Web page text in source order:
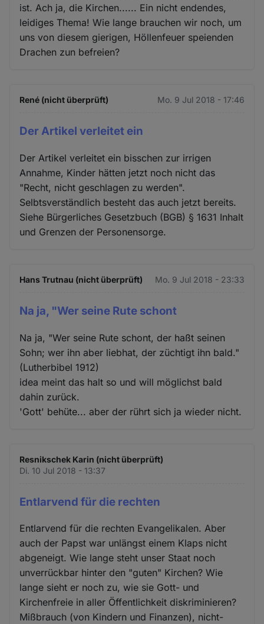
ist. Ach ja, die Kirchen...... Ein nicht endendes,
leidiges Thema! Wie lange brauchen wir noch, um
uns von diesem gierigen, Höllenfeuer speienden
Drachen zun befreien?
René (nicht überprüft) Mo. 9 Jul 2018 - 17:46
Der Artikel verleitet ein
Der Artikel verleitet ein bisschen zur irrigen
Annahme, Kinder hätten jetzt noch nicht das
"Recht, nicht geschlagen zu werden".
Selbtsverständlich besteht das auch jetzt bereits.
Siehe Bürgerliches Gesetzbuch (BGB) § 1631 Inhalt
und Grenzen der Personensorge.
Hans Trutnau (nicht überprüft) Mo. 9 Jul 2018 - 23:33
Na ja, "Wer seine Rute schont
Na ja, "Wer seine Rute schont, der haßt seinen
Sohn; wer ihn aber liebhat, der züchtigt ihn bald."
(Lutherbibel 1912)
idea meint das halt so und will möglichst bald
dahin zurück.
'Gott' behüte... aber der rührt sich ja wieder nicht.
Resnikschek Karin (nicht überprüft)
Di. 10 Jul 2018 - 13:37
Entlarvend für die rechten
Entlarvend für die rechten Evangelikalen. Aber
auch der Papst war unlängst einem Klaps nicht
abgeneigt. Wie lange steht unser Staat noch
unverrückbar hinter den "guten" Kirchen? Wie
lange sieht er noch zu, wie sie Gott- und
Kirchenfreie in aller Öffentlichkeit diskriminieren?
Mißbrauch (von Kindern und Finanzen), nicht-